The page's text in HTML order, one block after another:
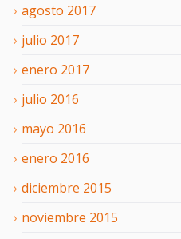
agosto 2017
julio 2017
enero 2017
julio 2016
mayo 2016
enero 2016
diciembre 2015
noviembre 2015